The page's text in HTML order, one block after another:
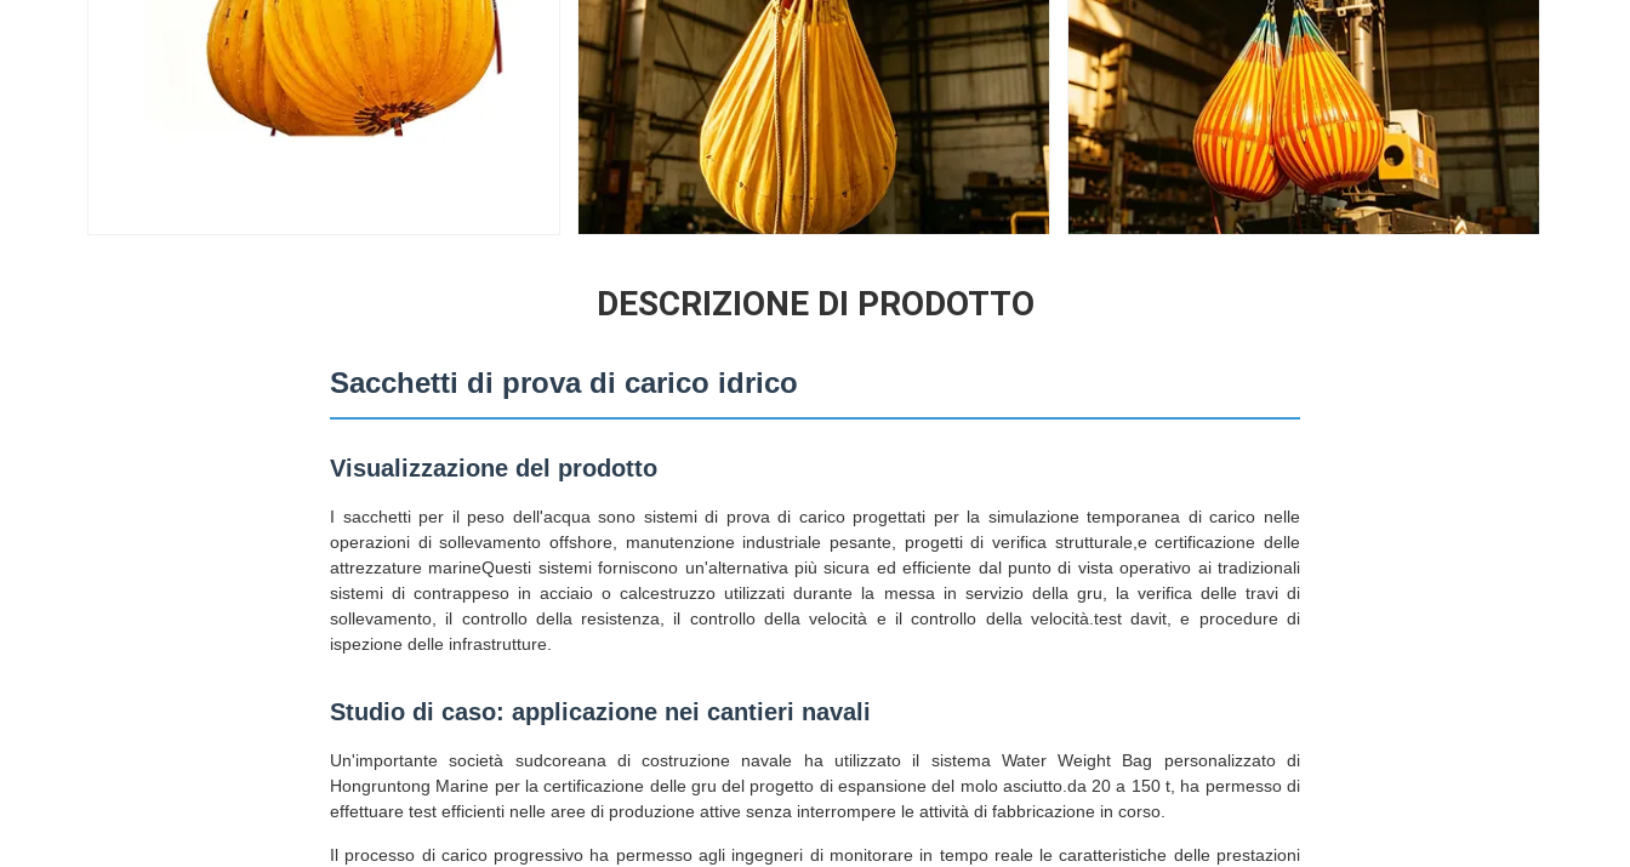
DESCRIZIONE DI PRODOTTO
Sacchetti di prova di carico idrico
Visualizzazione del prodotto
I sacchetti per il peso dell'acqua sono sistemi di prova di carico progettati per la simulazione temporanea di carico nelle
operazioni di sollevamento offshore, manutenzione industriale pesante, progetti di verifica strutturale,e certificazione delle
attrezzature marineQuesti sistemi forniscono un'alternativa più sicura ed efficiente dal punto di vista operativo ai tradizionali
sistemi di contrappeso in acciaio o calcestruzzo utilizzati durante la messa in servizio della gru, la verifica delle travi di
sollevamento, il controllo della resistenza, il controllo della velocità e il controllo della velocità.test davit, e procedure di
ispezione delle infrastrutture.
Studio di caso: applicazione nei cantieri navali
Un'importante società sudcoreana di costruzione navale ha utilizzato il sistema Water Weight Bag personalizzato di
Hongruntong Marine per la certificazione delle gru del progetto di espansione del molo asciutto.da 20 a 150 t, ha permesso di
effettuare test efficienti nelle aree di produzione attive senza interrompere le attività di fabbricazione in corso.
Il processo di carico progressivo ha permesso agli ingegneri di monitorare in tempo reale le caratteristiche delle prestazioni